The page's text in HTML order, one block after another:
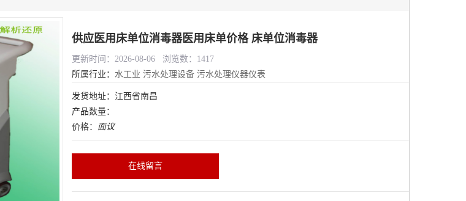
供应医用床单位消毒器医用床单价格 床单位消毒器
更新时间：2026-08-06 浏览数：1417
所属行业： 水工业 污水处理设备 污水处理仪器仪表
发货地址：江西省南昌
产品数量：
价格： 面议
在线留言